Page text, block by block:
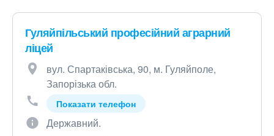
Гуляйпільський професійний аграрний
ліцей
вул. Спартаківська, 90, м. Гуляйполе,
Запорізька обл.
Показати телефон
Державний.